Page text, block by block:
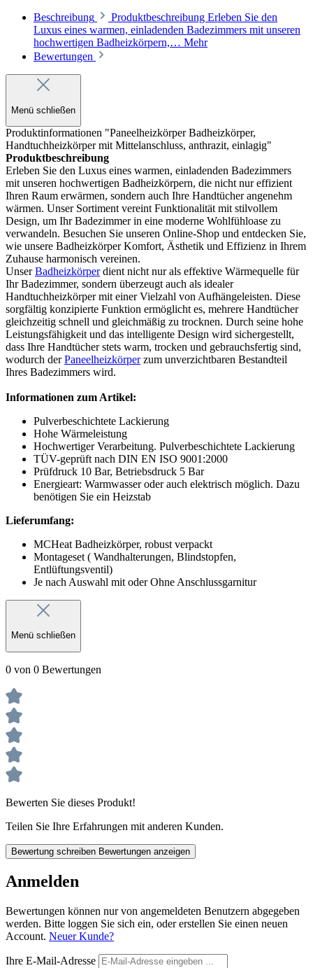
Beschreibung
Produktbeschreibung Erleben Sie den
Luxus eines warmen, einladenden Badezimmers mit unseren
hochwertigen Badheizkörpern,… Mehr
Bewertungen
Menü schließen
Produktinformationen "Paneelheizkörper Badheizkörper,
Handtuchheizkörper mit Mittelanschluss, anthrazit, einlagig"
Produktbeschreibung
Erleben Sie den Luxus eines warmen, einladenden Badezimmers
mit unseren hochwertigen Badheizkörpern, die nicht nur effizient
Ihren Raum erwärmen, sondern auch Ihre Handtücher angenehm
wärmen. Unser Sortiment vereint Funktionalität mit stilvollem
Design, um Ihr Badezimmer in eine moderne Wohlfühloase zu
verwandeln. Besuchen Sie unseren Online-Shop und entdecken Sie,
wie unsere Badheizkörper Komfort, Ästhetik und Effizienz in Ihrem
Zuhause harmonisch vereinen.
UnserBadheizkörperdient nicht nur als effektive Wärmequelle für
Ihr Badezimmer, sondern überzeugt auch als idealer
Handtuchheizkörper mit einer Vielzahl von Aufhängeleisten. Diese
sorgfältig konzipierte Funktion ermöglicht es, mehrere Handtücher
gleichzeitig schnell und gleichmäßig zu trocknen. Durch seine hohe
Leistungsfähigkeit und das intelligente Design wird sichergestellt,
dass Ihre Handtücher stets warm, trocken und gebrauchsfertig sind,
wodurch derPaneelheizkörperzum unverzichtbaren Bestandteil
Ihres Badezimmers wird.
Informationen zum Artikel:
Pulverbeschichtete Lackierung
Hohe Wärmeleistung
Hochwertiger Verarbeitung. Pulverbeschichtete Lackierung
TÜV-geprüft nach DIN EN ISO 9001:2000
Prüfdruck 10 Bar, Betriebsdruck 5 Bar
Energieart: Warmwasser oder auch elektrisch möglich. Dazu
benötigen Sie ein Heizstab
Lieferumfang:
MCHeat Badheizkörper, robust verpackt
Montageset ( Wandhalterungen, Blindstopfen,
Entlüftungsventil)
Je nach Auswahl mit oder Ohne Anschlussgarnitur
Menü schließen
0 von 0 Bewertungen
Bewerten Sie dieses Produkt!
Teilen Sie Ihre Erfahrungen mit anderen Kunden.
Bewertung schreiben Bewertungen anzeigen
Anmelden
Bewertungen können nur von angemeldeten Benutzern abgegeben
werden. Bitte loggen Sie sich ein, oder erstellen Sie einen neuen
Account. Neuer Kunde?
Ihre E-Mail-Adresse